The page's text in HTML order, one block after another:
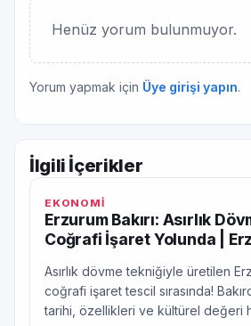
Henüz yorum bulunmuyor.
Yorum yapmak için Üye girişi yapın.
İlgili İçerikler
EKONOMİ
Erzurum Bakırı: Asırlık
Coğrafi İşaret Yolunda |
Asırlık dövme tekniğiyle üretilen
coğrafi işaret tescil sırasında!
tarihi, özellikleri ve kültürel değeri